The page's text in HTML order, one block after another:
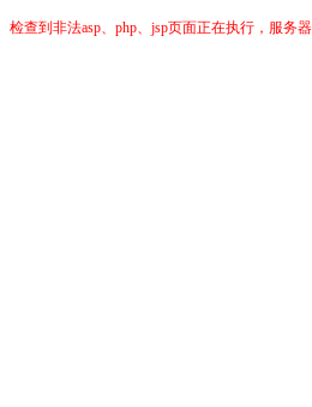
检查到非法asp、php、jsp页面正在执行，服务